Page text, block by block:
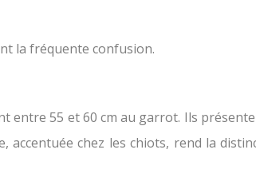
la fréquente confusion.
entre 55 et 60 cm au garrot. Ils
chez les chiots, rend la